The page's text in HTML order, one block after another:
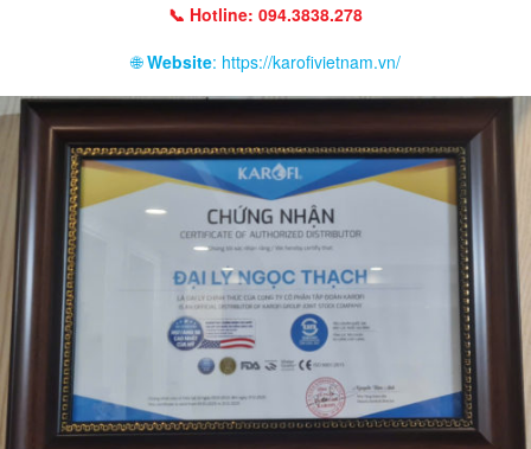
📞 Hotline: 094.3838.278
🌐Website: https://karofivietnam.vn/